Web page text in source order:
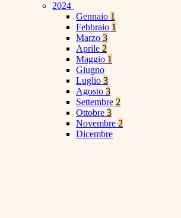
2024
Gennaio 1
Febbraio 1
Marzo 3
Aprile 2
Maggio 1
Giugno
Luglio 3
Agosto 3
Settembre 2
Ottobre 3
Novembre 2
Dicembre